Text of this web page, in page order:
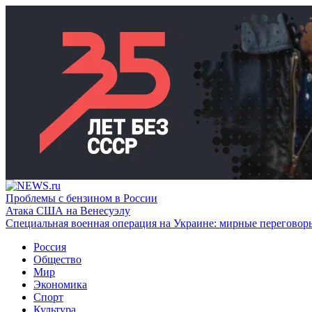
Проблемы с бензином в России
Атака США на Венесуэлу
Специальная военная операция на Украине: мирные
Россия
Общество
Мир
Экономика
Спорт
Культура